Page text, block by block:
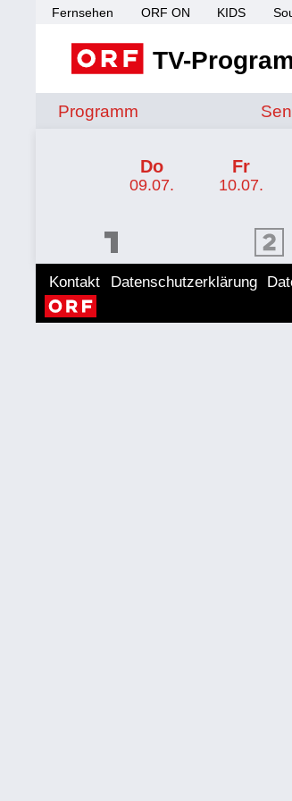
Fernsehen ORF ON KIDS
TV-
Programm
Do
09.07.
Fr
10.07.
ORF 2
Kontakt Datenschutzerklärung